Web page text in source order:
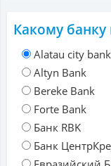
Какому банку
Alatau city bank
Altyn Bank
Bereke Bank
Forte Bank
Банк RBK
Банк